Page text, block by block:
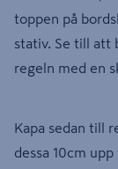
toppen på
stativ. Se till att
regeln med en
Kapa sedan till
dessa 10cm